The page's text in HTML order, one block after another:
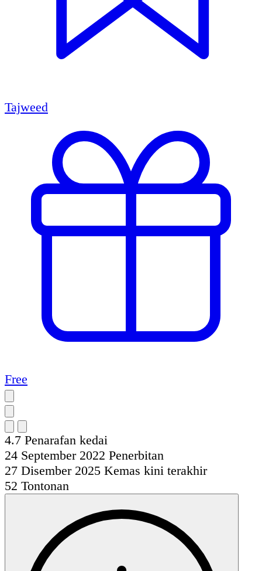
Tajweed
Free
4.7 Penarafan kedai
24 September 2022 Penerbitan
27 Disember 2025 Kemas kini terakhir
52 Tontonan